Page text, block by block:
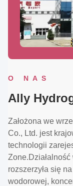
O NAS
Ally
Założona we
Co., Ltd. jest
technologii
rozszerzyła się
wodorowej,